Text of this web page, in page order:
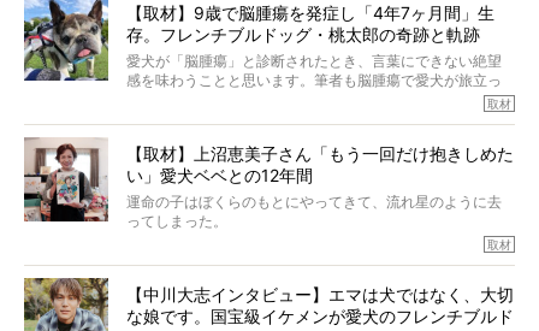
んのインスタグラムを覗くと、たくさんのフレブルアカウ
ントがフォローされていて、わが『FRENCH BULLDOG
LIFE』モデルのnicoやトーラスも、その中の一頭。
そんな中岡さんに、フレブルの魅力を語っていただきまし
た。そのブヒ愛っぷりは、思ってた以上！ ガチ中のガチ
【取材】9歳で脳腫瘍を発症し「4年7ヶ月間」生
存。フレンチブルドッグ・桃太郎の奇跡と軌跡
愛犬が「脳腫瘍」と診断されたとき、言葉にできない絶望
感を味わうことと思います。筆者も脳腫瘍で愛犬が旅立っ
たひとり。だからこそ、どれほど厄介で困難な病気かを理
解をしているつもりです。「発症から1年生存すれば素晴ら
ところが、フレンチブルドッグの桃太郎は9歳で脳腫瘍を発
症し、なんと4年7ヶ月間も生き抜いたのです。旅立ったと
きの年齢は13歳と11ヶ月、レジェンド級のレジェンドでし
た。さらには、治療後3年間は一度も発作が起きなかったと
いいます。
この事実はフレンチブルドッグだけでなく、脳腫瘍と闘う
多くの犬たちに勇気と希望を与えるに違いありません。桃
太郎のオーナーである佐藤さんご夫婦に、治療の選択やケ
アについて詳しくお話しをうかがいました。
取材
【取材】上沼恵美子さん「もう一回だけ抱きしめた
い」愛犬ベベとの12年間
運命の子はぼくらのもとにやってきて、流れ星のように去
ってしまった。
けれども、ぼくらはそのことについて考えたいし、泣き出
り添いたいと思う。
その悲しみをいますぐ解消することはできないが、話をき
取材
【中川大志インタビュー】エマは犬ではなく、大切
な娘です。国宝級イケメンが愛犬のフレンチブルド